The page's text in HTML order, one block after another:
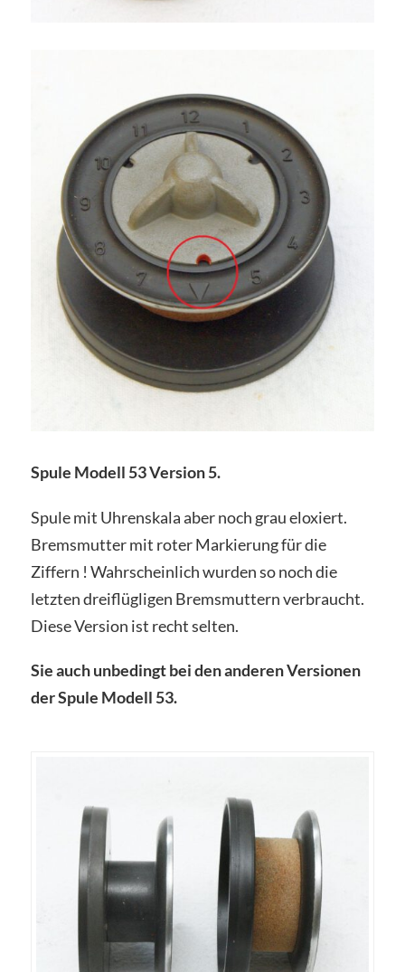
Spule Modell 53 Version 5.
Spule mit Uhrenskala aber noch grau eloxiert.
Bremsmutter mit roter Markierung für die
Ziffern ! Wahrscheinlich wurden so noch die
letzten dreiflügligen Bremsmuttern verbraucht.
Diese Version ist recht selten.
Sie auch unbedingt bei den anderen Versionen
der Spule Modell 53.